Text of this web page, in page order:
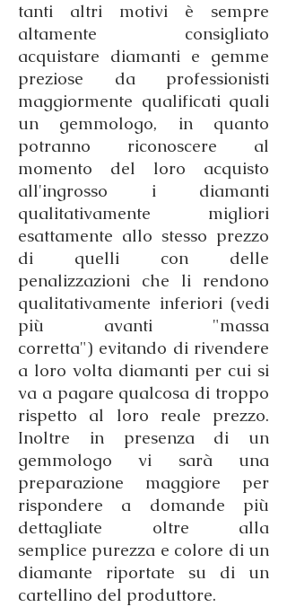
tanti altri motivi è sempre
altamente consigliato
acquistare diamanti e gemme
preziose da professionisti
maggiormente qualificati quali
un gemmologo, in quanto
potranno riconoscere al
momento del loro acquisto
all'ingrosso i diamanti
qualitativamente migliori
esattamente allo stesso prezzo
di quelli con delle
penalizzazioni che li rendono
qualitativamente inferiori (vedi
più avanti "massa
corretta") evitando di rivendere
a loro volta diamanti per cui si
va a pagare qualcosa di troppo
rispetto al loro reale prezzo.
Inoltre in presenza di un
gemmologo vi sarà una
preparazione maggiore per
rispondere a domande più
dettagliate oltre alla
semplice purezza e colore di un
diamante riportate su di un
cartellino del produttore.